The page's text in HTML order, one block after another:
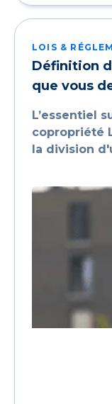
LOIS &
Définition
que vous
L’essentiel
copropriété
la division